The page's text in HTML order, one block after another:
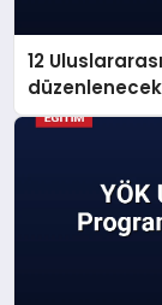
12
düzenlenecek